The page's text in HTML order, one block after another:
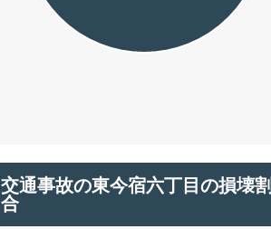
交通事故の東今宿六丁目の損壊割
合